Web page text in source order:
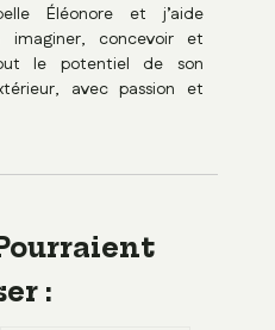
Éléonore et j’aide
imaginer, concevoir et
le potentiel de son
avec passion et
: